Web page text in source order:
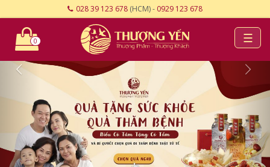
028 39 123 678 (HCM) - 0929 123 678
☰
0